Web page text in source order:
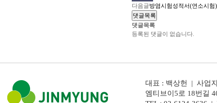
다음글방염시험성적서(연소시험)
댓글목록
댓글목록
등록된 댓글이 없습니다.
대표 : 백상헌 | 사업
엠티브이5로 18번길